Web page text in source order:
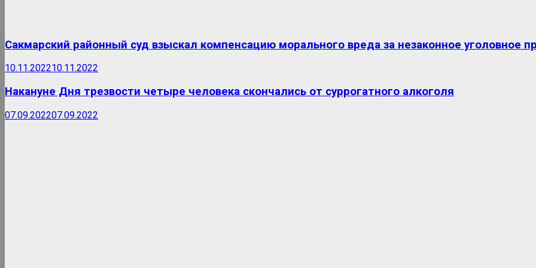
Сакмарский районный суд взыскал компенсацию морального вреда за незаконное уголовное
10.11.202210.11.2022
Накануне Дня трезвости четыре человека скончались от суррогатного алкоголя
07.09.202207.09.2022